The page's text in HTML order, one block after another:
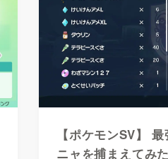
【ポケモンSV】
ニャを捕まえてみ